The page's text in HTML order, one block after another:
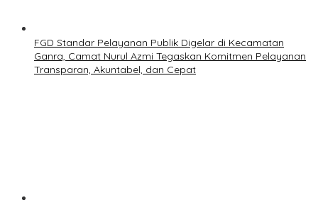
FGD Standar Pelayanan Publik Digelar di Kecamatan
Ganra, Camat Nurul Azmi Tegaskan Komitmen Pelayanan
Transparan, Akuntabel, dan Cepat